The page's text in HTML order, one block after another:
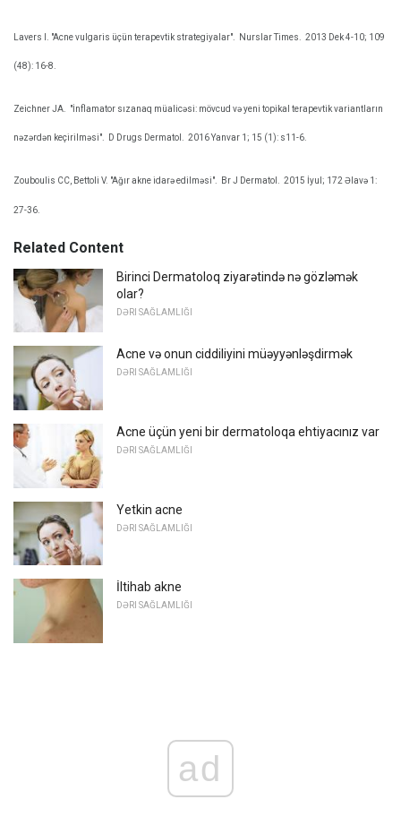
Lavers I. "Acne vulgaris üçün terapevtik strategiyalar". Nurslar Times. 2013 Dek 4-10; 109
(48): 16-8.
Zeichner JA. "İnflamator sızanaq müalicəsi: mövcud və yeni topikal terapevtik variantların
nəzərdən keçirilməsi". D Drugs Dermatol. 2016 Yanvar 1; 15 (1): s11-6.
Zouboulis CC, Bettoli V. "Ağır akne idarə edilməsi". Br J Dermatol. 2015 İyul; 172 Əlavə 1:
27-36.
Related Content
Birinci Dermatoloq ziyarətində nə gözləmək
olar?
DƏRI SAĞLAMLIĞI
Acne və onun ciddiliyini müəyyənləşdirmək
DƏRI SAĞLAMLIĞI
Acne üçün yeni bir dermatoloqa ehtiyacınız var
DƏRI SAĞLAMLIĞI
Yetkin acne
DƏRI SAĞLAMLIĞI
İltihab akne
DƏRI SAĞLAMLIĞI
ad